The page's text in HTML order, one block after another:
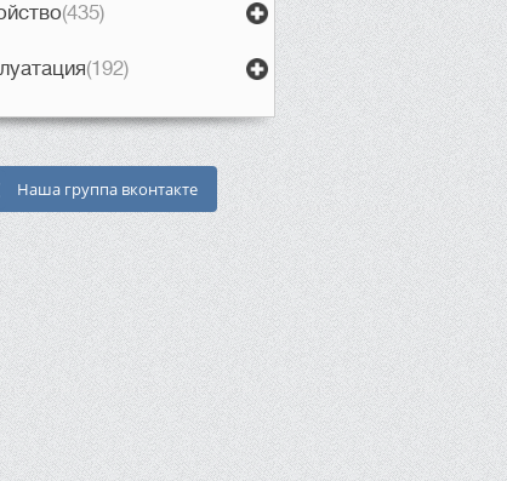
(435)
(192)
Наша группа вконтакте